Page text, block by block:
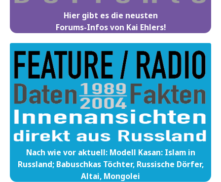
Hier gibt es die neusten
Forums-Infos von Kai Ehlers!
Nach wie vor aktuell: Modell Kasan: Islam in
Russland; Babuschkas Töchter, Russische Dörfer,
Altai, Mongolei